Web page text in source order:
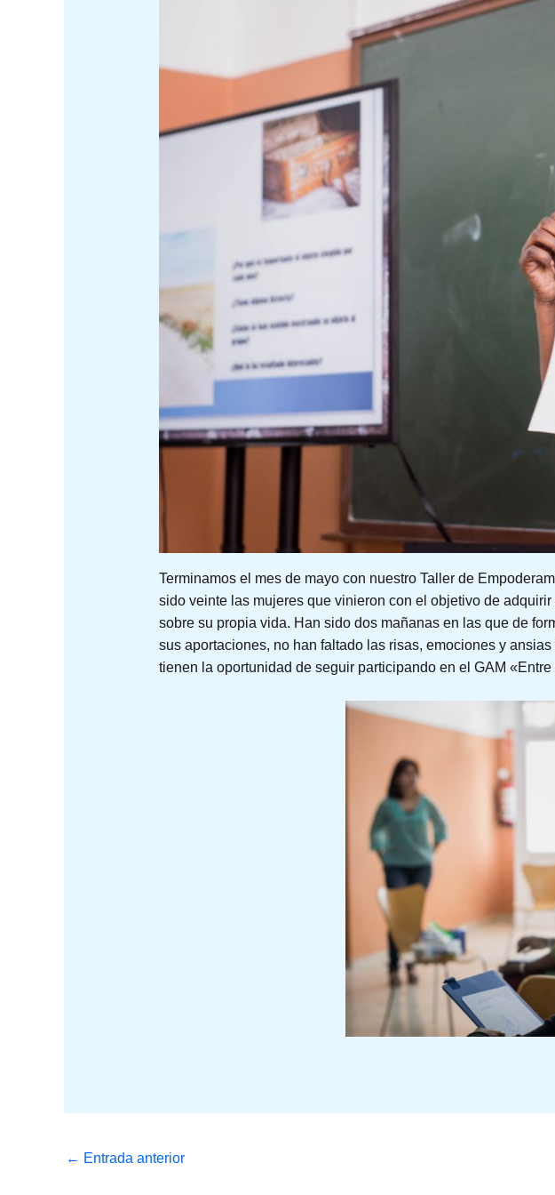
Terminamos el mes de mayo con nuestro Taller de
sido veinte las mujeres que vinieron con el objetivo de
sobre su propia vida. Han sido dos mañanas en las que de
sus aportaciones, no han faltado las risas, emociones y
tienen la oportunidad de seguir participando en el GAM
← Entrada anterior